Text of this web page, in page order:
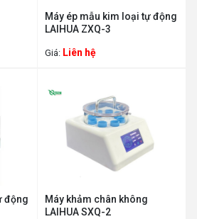
Máy ép mẫu kim loại tự động
LAIHUA ZXQ-3
Giá: Liên hệ
động
Máy khảm chân không
LAIHUA SXQ-2